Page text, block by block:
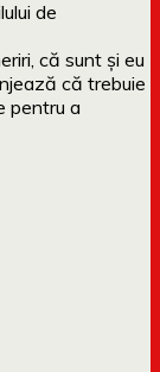
de
că sunt și eu
că trebuie
pentru a